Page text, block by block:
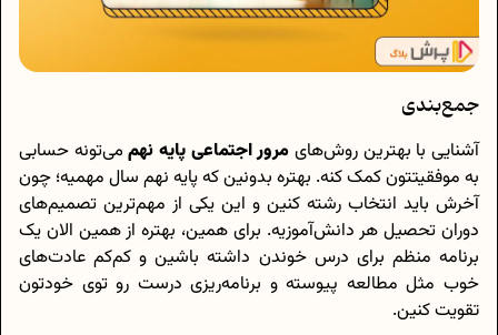
جمع‌بندی
آشنایی با بهترین روش‌های مرور اجتماعی پایه نهممی‌تونه حسابی
به موفقیتتون کمک کنه. بهتره بدونین که پایه نهم سال مهمیه؛ چون
آخرش باید انتخاب رشته کنین و این یکی از مهم‌ترین تصمیم‌های
دوران تحصیل هر دانش‌آموزیه. برای همین، بهتره از همین الان یک
برنامه منظم برای درس خوندن داشته باشین و کم‌کم عادت‌های
خوب مثل مطالعه‌ پیوسته و برنامه‌ریزی درست رو توی خودتون
تقویت کنین.